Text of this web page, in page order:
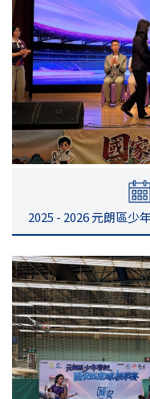
2025 - 2026 元朗區少